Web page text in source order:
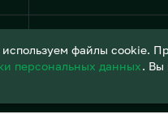
файлы cookie.
персональных данных. Вы